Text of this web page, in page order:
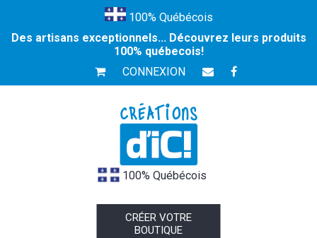
100% Québécois
Des artisans exceptionnels... Découvrez leurs produits
100% québecois!
CONNEXION
100% Québécois
CRÉER VOTRE
BOUTIQUE